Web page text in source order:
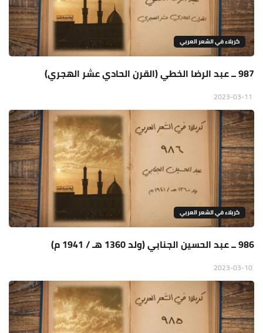
كربلاء في الشعر العربي
987 ــ عبد الرضا الخطي (القرن الحادي عشر الهجري)
كربلاء في الشعر العربي
986 ــ عبد الحسين الجنابي (ولد 1360 هـ / 1941 م)